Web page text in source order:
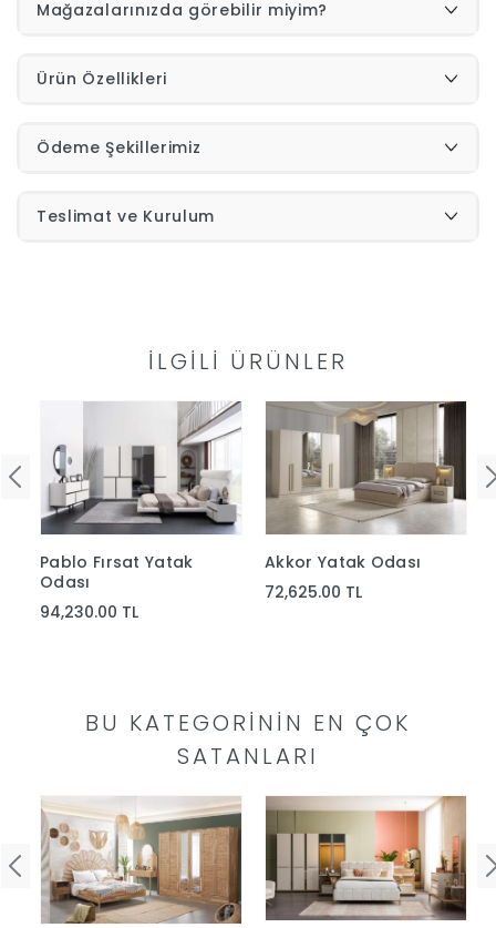
Mağazalarınızda görebilir miyim?
Ürün Özellikleri
Ödeme Şekillerimiz
Teslimat ve Kurulum
İLGILI ÜRÜNLER
Pablo Fırsat Yatak
Odası
94,230.00 TL
Akkor Yatak Odası
72,625.00 TL
BU KATEGORININ EN ÇOK
SATANLARI